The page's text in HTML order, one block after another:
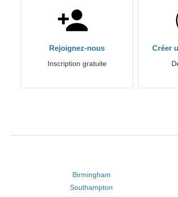
Rejoignez-nous
Inscription gratuite
Créer
Birmingham
Southampton